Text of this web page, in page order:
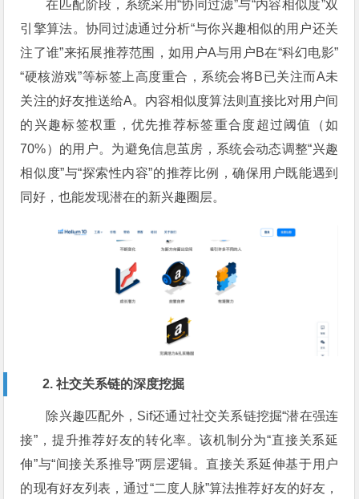
在匹配阶段，系统采用“协同过滤”与“内容相似度”双
引擎算法。协同过滤通过分析“与你兴趣相似的用户还关
注了谁”来拓展推荐范围，如用户A与用户B在“科幻电影”
“硬核游戏”等标签上高度重合，系统会将B已关注而A未
关注的好友推送给A。内容相似度算法则直接比对用户间
的兴趣标签权重，优先推荐标签重合度超过阈值（如
70%）的用户。为避免信息茧房，系统会动态调整“兴趣
相似度”与“探索性内容”的推荐比例，确保用户既能遇到
同好，也能发现潜在的新兴趣圈层。
2. 社交关系链的深度挖掘
除兴趣匹配外，Sif还通过社交关系链挖掘“潜在强连
接”，提升推荐好友的转化率。该机制分为“直接关系延
伸”与“间接关系推导”两层逻辑。直接关系延伸基于用户
的现有好友列表，通过“二度人脉”算法推荐好友的好友，